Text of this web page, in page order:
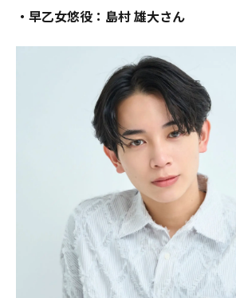
・早乙女悠役：島村 雄大さん